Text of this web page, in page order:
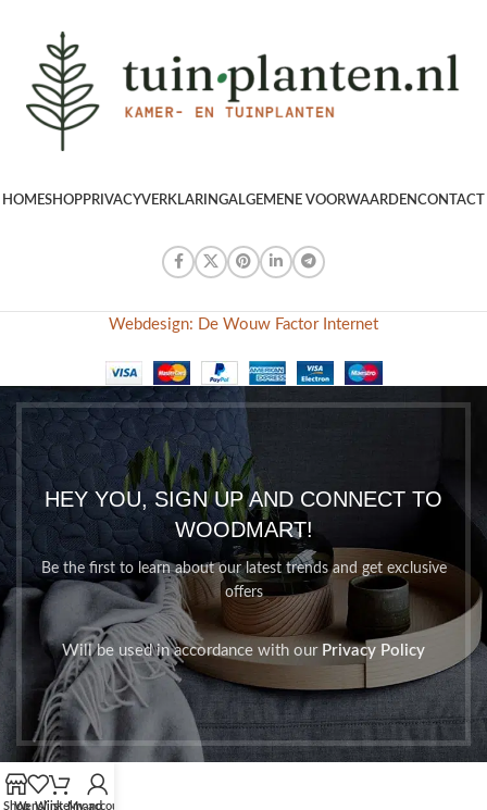
HOMESHOPPRIVACYVERKLARINGALGEMENE VOORWAARDENCONTACT
Webdesign: De Wouw Factor Internet
HEY YOU, SIGN UP AND CONNECT TO
WOODMART!
Be the first to learn about our latest trends and get exclusive
offers
Will be used in accordance with our Privacy Policy
Shop
Wenslijst
Winkelmand
My account